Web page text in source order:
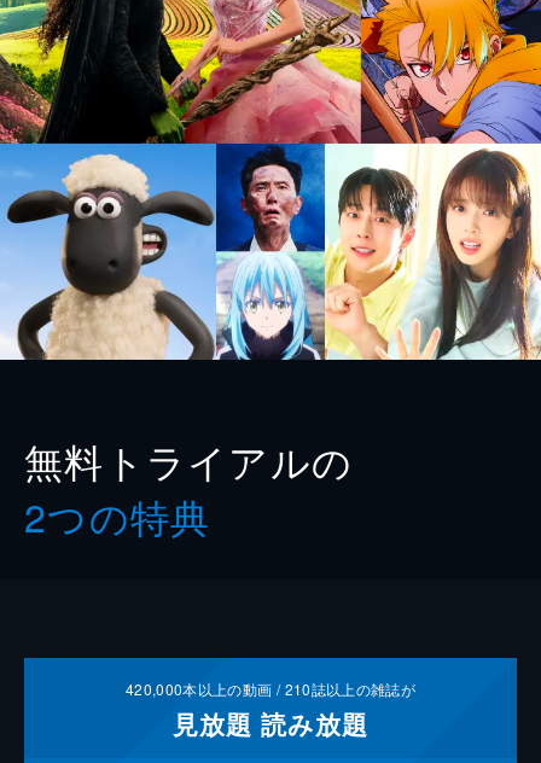
無料トライアルの
2つの特典
420,000本以上の動画 /210誌以上の雑誌が
見放題 読み放題